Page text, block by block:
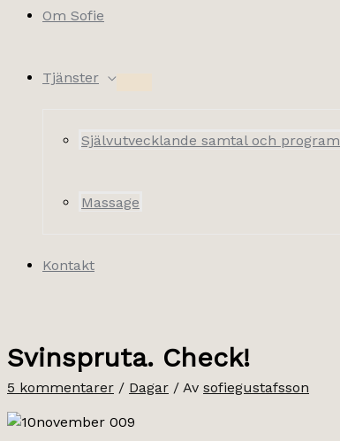
Om Sofie
Tjänster
Självutvecklande samtal och program
Massage
Kontakt
Svinspruta. Check!
5 kommentarer / Dagar / Av sofiegustafsson